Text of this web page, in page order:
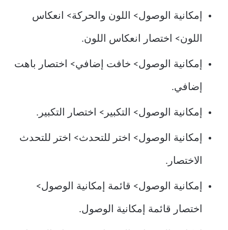
إمكانية الوصول> اللون والحركة> انعكاس
اللون> اختصار انعكاس اللون.
إمكانية الوصول> خافت إضافي> اختصار باهت
إضافي.
إمكانية الوصول> التكبير> اختصار التكبير.
إمكانية الوصول> اختر للتحدث> اختر للتحدث
الاختصار.
إمكانية الوصول> قائمة إمكانية الوصول>
اختصار قائمة إمكانية الوصول.